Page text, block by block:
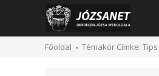
Főoldal Témakör Címke: Tips